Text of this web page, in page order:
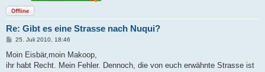
Offline
Re: Gibt es eine Strasse nach Nuqui?
B
i
r
25. Juli 2010, 18:46
Moin Eisbär,moin Makoop,
ihr habt Recht. Mein Fehler. Dennoch, die von euch erwähnte Strasse ist